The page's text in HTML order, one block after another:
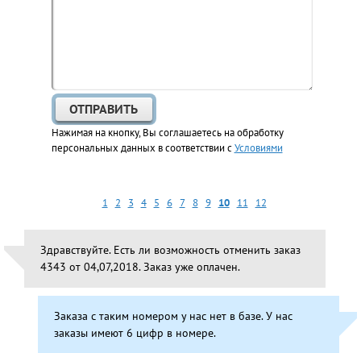
Нажимая на кнопку, Вы соглашаетесь на обработку
персональных данных в соответствии сУсловиями
1 2 3 4 5 6 7 8 9 10 11 12
Здравствуйте. Есть ли возможность отменить заказ
4343 от 04,07,2018. Заказ уже оплачен.
Заказа с таким номером у нас нет в базе. У нас
заказы имеют 6 цифр в номере.